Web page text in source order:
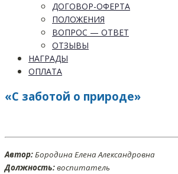
ДОГОВОР-ОФЕРТА
ПОЛОЖЕНИЯ
ВОПРОС — ОТВЕТ
ОТЗЫВЫ
НАГРАДЫ
ОПЛАТА
«С заботой о природе»
Автор:Бородина Елена Александровна
Должность:воспитатель